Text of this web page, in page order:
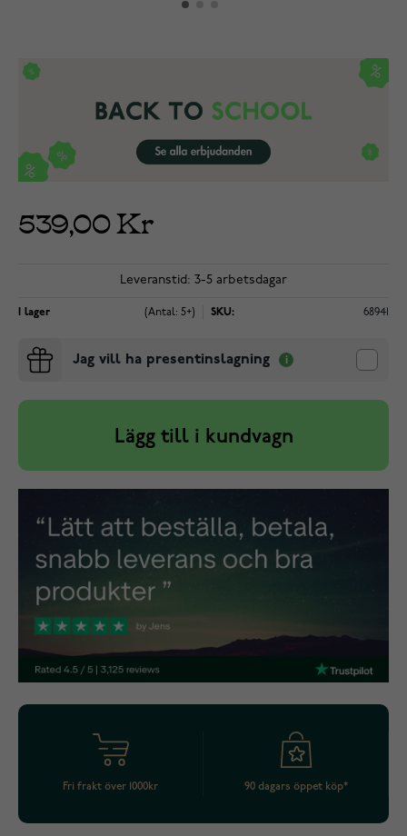
539,00 Kr
Leveranstid: 3-5 arbetsdagar
I lager (Antal: 5+) SKU: 68941
Jag vill ha presentinslagning
Lägg till i kundvagn
Fri frakt över 1000kr 90 dagars öppet köp*